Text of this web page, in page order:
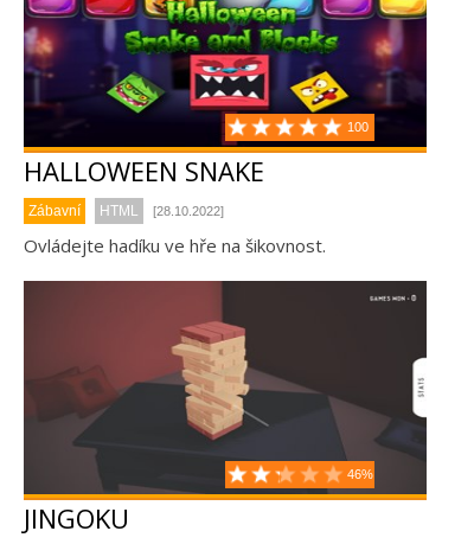
100
HALLOWEEN SNAKE
Zábavní HTML [28.10.2022]
Ovládejte hadíku ve hře na šikovnost.
46%
JINGOKU